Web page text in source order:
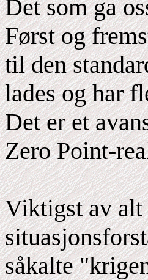
Det som ga
Først og
til den
lades og har
Det er et
Zero Point-
Viktigst av alt
såkalte